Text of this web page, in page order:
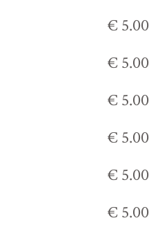
€ 5.00
€ 5.00
€ 5.00
€ 5.00
€ 5.00
€ 5.00